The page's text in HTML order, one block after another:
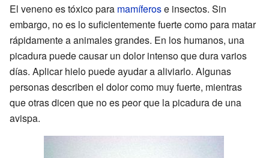
El veneno es tóxico para mamíferose insectos. Sin
embargo, no es lo suficientemente fuerte como para matar
rápidamente a animales grandes. En los humanos, una
picadura puede causar un dolor intenso que dura varios
días. Aplicar hielo puede ayudar a aliviarlo. Algunas
personas describen el dolor como muy fuerte, mientras
que otras dicen que no es peor que la picadura de una
avispa.